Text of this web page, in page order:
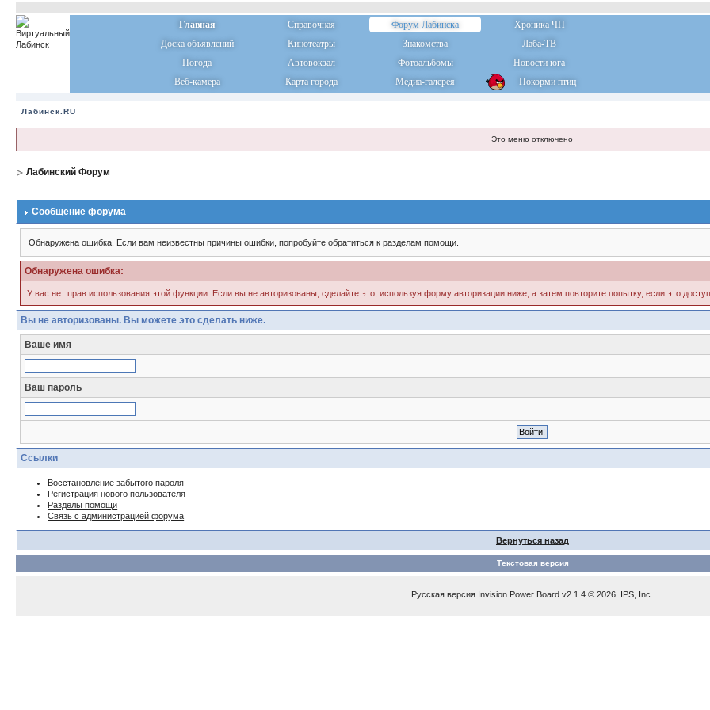
Главная Справочная Форум Лабинска
Хроника ЧП
Доска объявлений
Кинотеатры Знакомства
Лаба-ТВ
Погода
Автовокзал Фотоальбомы
Новости юга
Веб-камера
Карта города Медиа-галерея Покорми птиц
Лабинск.RU
Это меню отключено
Лабинский Форум
Сообщение форума
Обнаружена ошибка. Если вам неизвестны причины ошибки, попробуйте обратиться к разделам помощи.
Обнаружена ошибка:
У вас нет прав использования этой функции. Если вы не авторизованы, сделайте это, используя форму авторизации ниже, а затем повторите попытку, если это
Вы не авторизованы. Вы можете это сделать ниже.
Ваше имя
Ваш пароль
Ссылки
Восстановление забытого пароля
Регистрация нового пользователя
Разделы помощи
Связь с администрацией форума
Вернуться назад
Текстовая версия
Русская версия Invision Power Board v2.1.4 © 2026 IPS, Inc.